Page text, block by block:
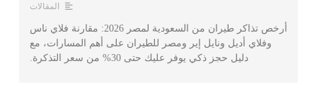
المقالات
أرخص تذاكر طيران من السعودية لمصر 2026: مقارنة فلاي ناس
وفلاي أديل ونايل إير ومصر للطيران على أهم المسارات، مع
دليل حجز ذكي يوفر عليك حتى 30% من سعر التذكرة.